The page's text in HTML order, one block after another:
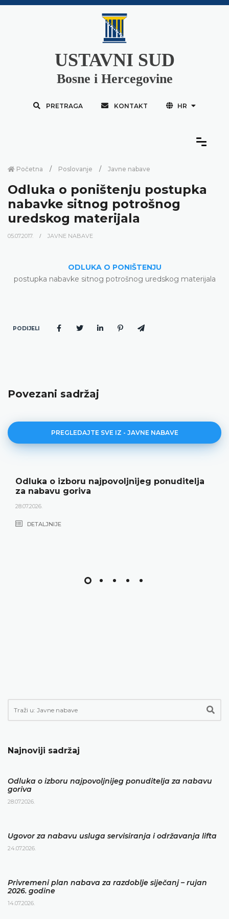
USTAVNI SUD
Bosne i Hercegovine
PRETRAGA KONTAKT HR
Početna Poslovanje Javne nabave
Odluka o poništenju postupka
nabavke sitnog potrošnog
uredskog materijala
05.07.2017. JAVNE NABAVE
ODLUKA O PONIŠTENJU
postupka nabavke sitnog potrošnog uredskog materijala
PODIJELI
Povezani sadržaj
PREGLEDAJTE SVE IZ - JAVNE NABAVE
Odluka o izboru najpovoljnijeg ponuditelja
za nabavu goriva
28.07.2026.
DETALJNIJE
Najnoviji sadržaj
Odluka o izboru najpovoljnijeg ponuditelja za nabavu
goriva
28.07.2026.
Ugovor za nabavu usluga servisiranja i održavanja lifta
24.07.2026.
Privremeni plan nabava za razdoblje siječanj – rujan
2026. godine
14.07.2026.